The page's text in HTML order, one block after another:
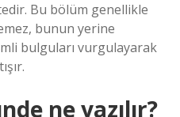
Bu bölüm genellikle
bunun yerine
bulguları vurgulayarak
ne yazılır?